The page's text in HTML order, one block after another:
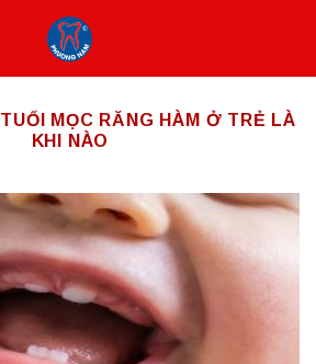
TUỔI MỌC RĂNG HÀM Ở TRẺ LÀ
KHI NÀO